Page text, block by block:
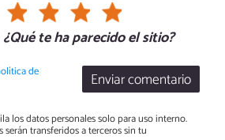
¿Qué te ha parecido el sitio?
Enviar comentario
de
los datos personales solo para uso interno.
transferidos a terceros sin tu